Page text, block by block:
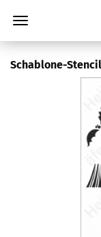
Schablone-